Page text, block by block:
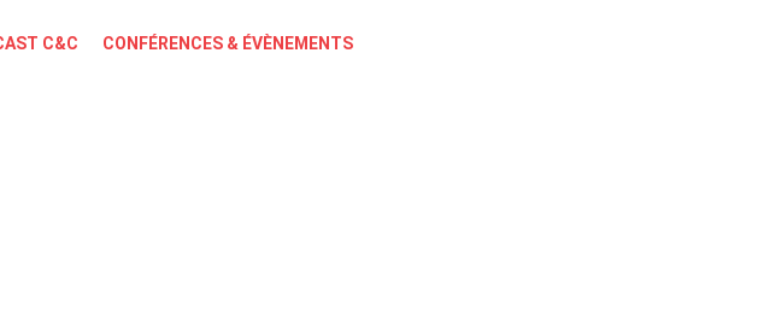
C&C CONFÉRENCES & ÉVÈNEMENTS